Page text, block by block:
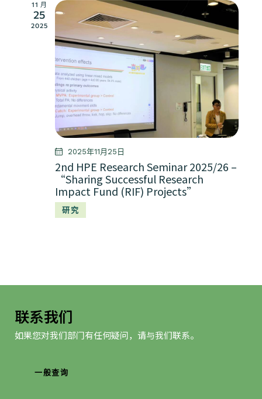
11 月
25
2025
2025年11月25日
2nd HPE Research Seminar 2025/26 –
“Sharing Successful Research
Impact Fund (RIF) Projects”
研究
联系我们
如果您对我们部门有任何疑问，请与我们联系。
一般查询